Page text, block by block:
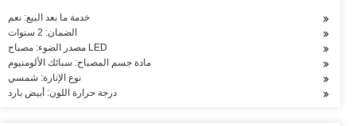
خدمة ما بعد البيع: نعم
الضمان: 2 سنوات
مصدر الضوء: مصباح LED
مادة جسم المصباح: سبائك الألومنيوم
نوع الإنارة: شمسي
درجة حرارة اللون: أبيض بارد